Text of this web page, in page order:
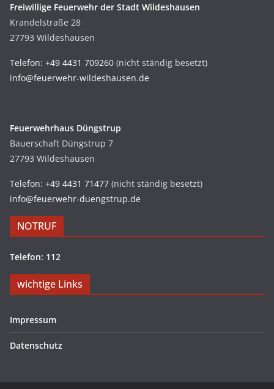
Freiwillige Feuerwehr der Stadt Wildeshausen
Krandelstraße 28
27793 Wildeshausen
Telefon: +49 4431 709260 (nicht ständig besetzt)
info@feuerwehr-wildeshausen.de
Feuerwehrhaus Düngstrup
Bauerschaft Düngstrup 7
27793 Wildeshausen
Telefon: +49 4431 71477 (nicht ständig besetzt)
info@feuerwehr-duengstrup.de
NOTRUF
Telefon: 112
wichtige Links
Impressum
Datenschutz